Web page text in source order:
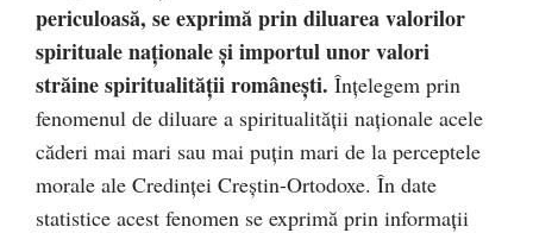
periculoasă, se exprimă prin diluarea valorilor
spirituale naţionale şi importul unor valori
străine spiritualităţii româneşti. Înţelegem prin
fenomenul de diluare a spiritualităţii naţionale acele
căderi mai mari sau mai puţin mari de la perceptele
morale ale Credinţei Creştin-Ortodoxe. În date
statistice acest fenomen se exprimă prin informaţii